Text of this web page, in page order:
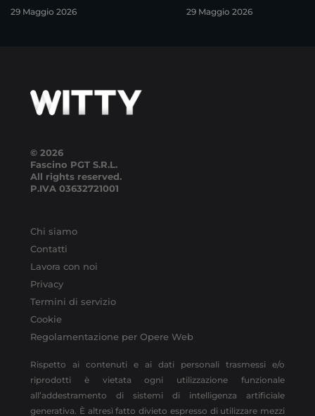
29 Maggio 2026 29 Maggio 2026
© 2026
Fascino PGT S.R.L.
All rights reserved.
P.IVA 03632721001
Chi siamo
Contatti
Lavora con noi
Privacy
Termini di servizio
Cookie
Regolamentazione per Opere Web
Rispetto ai contenuti e ai dati personali trasmessi e/o
riprodotti è vietata ogni utilizzazione funzionale
all’addestramento di sistemi di intelligenza artificiale
generativa. È altresì fatto divieto espresso di utilizzare mezzi